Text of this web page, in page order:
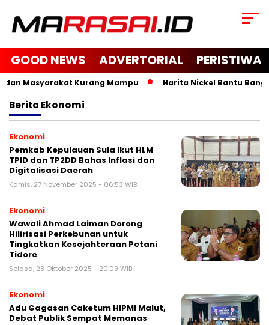
GOOD NEWS ADVERTORIAL PERISTIWA
Masyarakat Kurang Mampu Harita Nickel Bantu
Berita Ekonomi
Ekonomi
Pemkab Kepulauan Sula Ikut HLM
TPID dan TP2DD Bahas Inflasi dan
Digitalisasi Daerah
Kamis, 27 November 2025 - 06:53 WIB
Ekonomi
Wawali Ahmad Laiman Dorong
Hilirisasi Perkebunan untuk
Tingkatkan Kesejahteraan Petani
Tidore
Selasa, 28 Oktober 2025 - 20:09 WIB
Ekonomi
Adu Gagasan Caketum HIPMI Malut,
Debat Publik Sempat Memanas